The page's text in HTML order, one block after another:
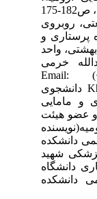
دوره هشتم، شماره سوم، پاییز 1389، ص182-175
روبروی
و
واحد
خرمی
مارکانی، تلفن: 9141640885 (98+) Email:
Khorami.Abdolah@gmail.com 1 دانشجوی
و مامایی
عضو هیئت
دانشکده
شهید
دانشگاه